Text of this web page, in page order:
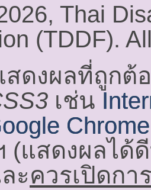
Thai
(TDDF).
สดงผลที่ถูกต้
เช่น
(แสดงผลได้
ะควรเปิดกา